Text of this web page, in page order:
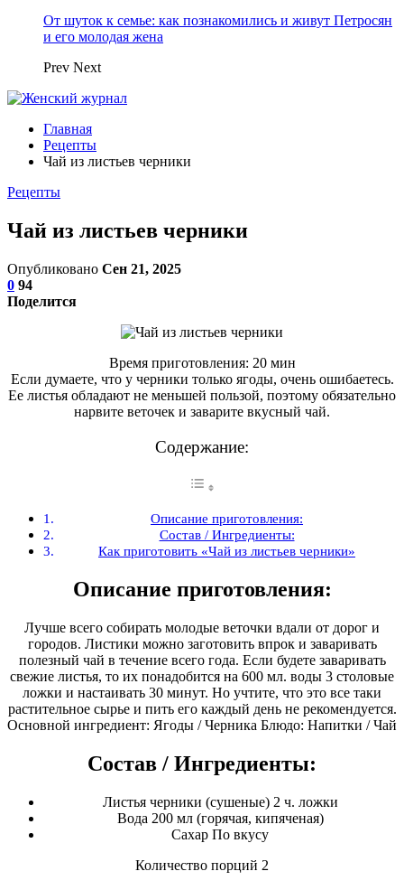
От шуток к семье: как познакомились и живут Петросян
и его молодая жена
Prev Next
Главная
Рецепты
Чай из листьев черники
Рецепты
Чай из листьев черники
Опубликовано Сен 21, 2025
0 94
Поделится
Время приготовления: 20 мин
Если думаете, что у черники только ягоды, очень ошибаетесь.
Ее листья обладают не меньшей пользой, поэтому обязательно
нарвите веточек и заварите вкусный чай.
Содержание:
Описание приготовления:
Состав / Ингредиенты:
Как приготовить «Чай из листьев черники»
Описание приготовления:
Лучше всего собирать молодые веточки вдали от дорог и
городов. Листики можно заготовить впрок и заваривать
полезный чай в течение всего года. Если будете заваривать
свежие листья, то их понадобится на 600 мл. воды 3 столовые
ложки и настаивать 30 минут. Но учтите, что это все таки
растительное сырье и пить его каждый день не рекомендуется.
Основной ингредиент: Ягоды / Черника Блюдо: Напитки / Чай
Состав / Ингредиенты:
Листья черники (сушеные) 2 ч. ложки
Вода 200 мл (горячая, кипяченая)
Сахар По вкусу
Количество порций 2